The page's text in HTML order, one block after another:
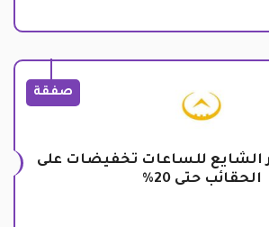
صفقة
الشايع للساعات تخفيضات على
الحقائب حتى 20%